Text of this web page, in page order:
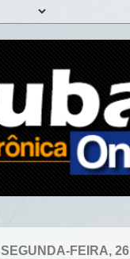
SEGUNDA-FEIRA,